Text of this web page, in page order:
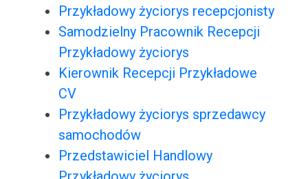
Przykładowy życiorys recepcjonisty
Samodzielny Pracownik Recepcji
Przykładowy życiorys
Kierownik Recepcji Przykładowe
CV
Przykładowy życiorys sprzedawcy
samochodów
Przedstawiciel Handlowy